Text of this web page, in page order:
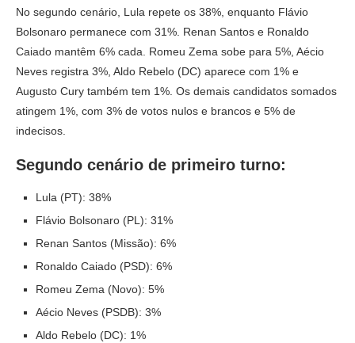
No segundo cenário, Lula repete os 38%, enquanto Flávio
Bolsonaro permanece com 31%. Renan Santos e Ronaldo
Caiado mantêm 6% cada. Romeu Zema sobe para 5%, Aécio
Neves registra 3%, Aldo Rebelo (DC) aparece com 1% e
Augusto Cury também tem 1%. Os demais candidatos somados
atingem 1%, com 3% de votos nulos e brancos e 5% de
indecisos.
Segundo cenário de primeiro turno:
Lula (PT): 38%
Flávio Bolsonaro (PL): 31%
Renan Santos (Missão): 6%
Ronaldo Caiado (PSD): 6%
Romeu Zema (Novo): 5%
Aécio Neves (PSDB): 3%
Aldo Rebelo (DC): 1%